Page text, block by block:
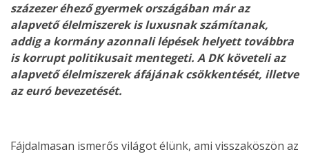
százezer éhező gyermek országában már az
alapvető élelmiszerek is luxusnak számítanak,
addig a kormány azonnali lépések helyett továbbra
is korrupt politikusait mentegeti. A DK követeli az
alapvető élelmiszerek áfájának csökkentését, illetve
az euró bevezetését.
Fájdalmasan ismerős világot élünk, ami visszaköszön az